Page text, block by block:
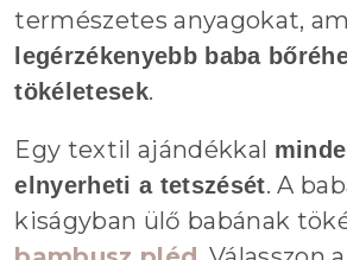
természetes anyagokat,
legérzékenyebb baba
tökéletesek.
Egy textil ajándékkal
elnyerheti a tetszését. A
kiságyban ülő babának